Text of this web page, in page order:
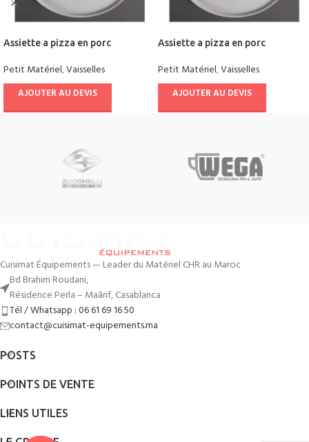
Assiette a pizza en porc
Petit Matériel,Vaisselles
AJOUTER AU DEVIS
Assiette a pizza en porc
Petit Matériel,Vaisselles
AJOUTER AU DEVIS
Cuisimat Équipements — Leader du Matériel CHR au Maroc
Bd Brahim Roudani,
Résidence Perla – Maârif, Casablanca
Tél / Whatsapp : 06 61 69 16 50
contact@cuisimat-equipements.ma
POSTS
POINTS DE VENTE
LIENS UTILES